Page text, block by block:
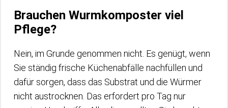
Brauchen Wurmkomposter viel
Pflege?
Nein, im Grunde genommen nicht. Es genügt, wenn
Sie ständig frische Küchenabfälle nachfüllen und
dafür sorgen, dass das Substrat und die Würmer
nicht austrocknen. Das erfordert pro Tag nur